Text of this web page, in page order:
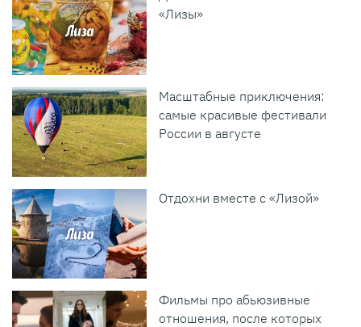
«Лизы»
Масштабные приключения:
самые красивые фестивали
России в августе
Отдохни вместе с «Лизой»
Фильмы про абьюзивные
отношения, после которых